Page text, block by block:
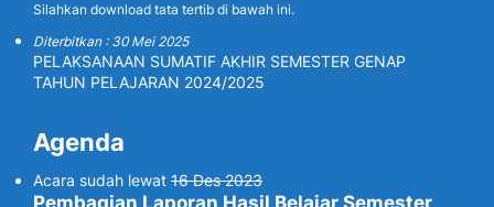
Silahkan download tata tertib di bawah ini.
Diterbitkan : 30 Mei 2025
PELAKSANAAN SUMATIF AKHIR SEMESTER GENAP
TAHUN PELAJARAN 2024/2025
Agenda
Acara sudah lewat 16 Des 2023
Pembagian Laporan Hasil Belajar Semester